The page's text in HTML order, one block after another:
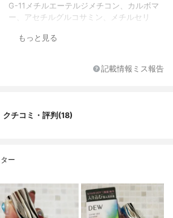
G-11メチルエーテルジメチコン、カルボマ
ー、アセチルグルコサミン、メチルセリ
DTA-2Na、香料、メトキシケイヒ酸エチル
モコウエキス、加水分解ヒアルロン酸、フ
ェノキシエタノール、マイカ、酸化鉄、酸
もっと見る
記載情報ミス報告
クチコミ・評判(18)
ー